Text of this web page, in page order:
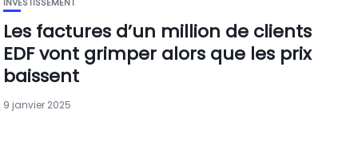
Les factures d’un million de clients
EDF vont grimper alors que les prix
baissent
9 janvier 2025